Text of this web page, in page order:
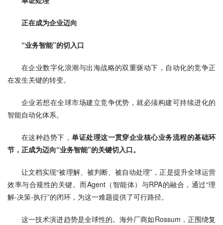
正在成为企业迈向
“业务智能”的切入口
在企业数字化浪潮与出海战略的双重驱动下，自动化的竞争正
在发生关键的转变。
企业若想在全球市场建立竞争优势，就必须构建可持续进化的
智能自动化体系。
在这种趋势下，单证处理这一贯穿企业核心业务流程的基础环
节，正成为迈向“业务智能”的关键切入口。
让文档实现“被理解、被判断、被自动处理”，正是提升全球运营
效率与合规性的关键。而Agent（智能体）与RPA的融合，通过“理
解-决策-执行”的闭环，为这一难题提供了可行路径。
这一技术演进趋势是全球性的。海外厂商如Rossum，正围绕复